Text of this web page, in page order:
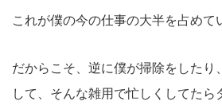
これが僕の今の仕事の大半を占めて
だからこそ、逆に僕が掃除をしたり
して、そんな雑用で忙しくしてたら